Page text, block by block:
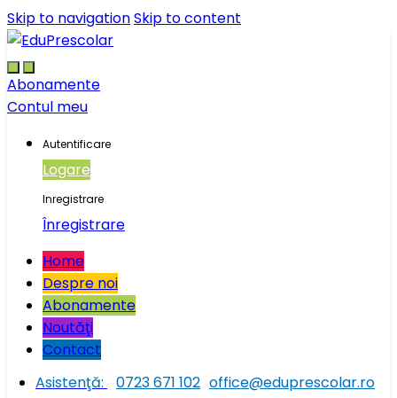
Skip to navigationSkip to content
Abonamente
Contul meu
Autentificare
Logare
Inregistrare
Înregistrare
Home
Despre noi
Abonamente
Noutăţi
Contact
Asistenţă:
0723 671 102 office@eduprescolar.ro